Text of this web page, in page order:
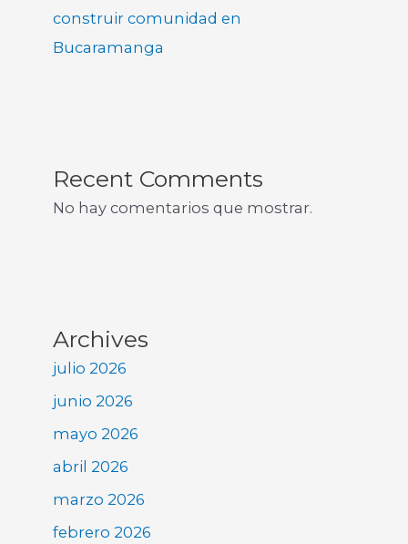
construir comunidad en
Bucaramanga
Recent Comments
No hay comentarios que mostrar.
Archives
julio 2026
junio 2026
mayo 2026
abril 2026
marzo 2026
febrero 2026